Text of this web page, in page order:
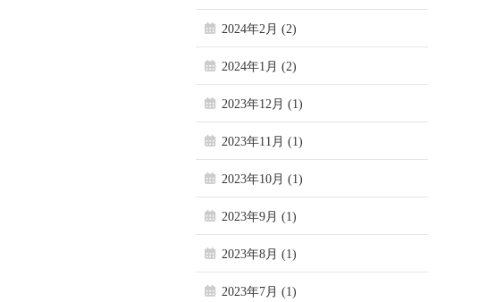
2024年2月 (2)
2024年1月 (2)
2023年12月 (1)
2023年11月 (1)
2023年10月 (1)
2023年9月 (1)
2023年8月 (1)
2023年7月 (1)